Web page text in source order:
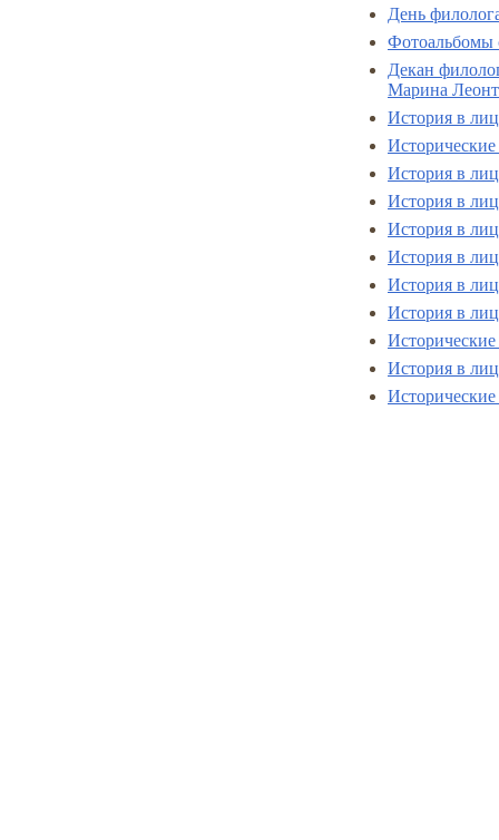
День
Фотоальбомы
Декан
Марина
История в
История в
История в
История в
История в
История в
История в
История в